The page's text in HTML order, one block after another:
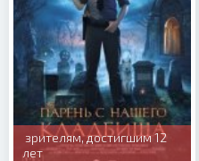
зрителям, достигшим 12
лет